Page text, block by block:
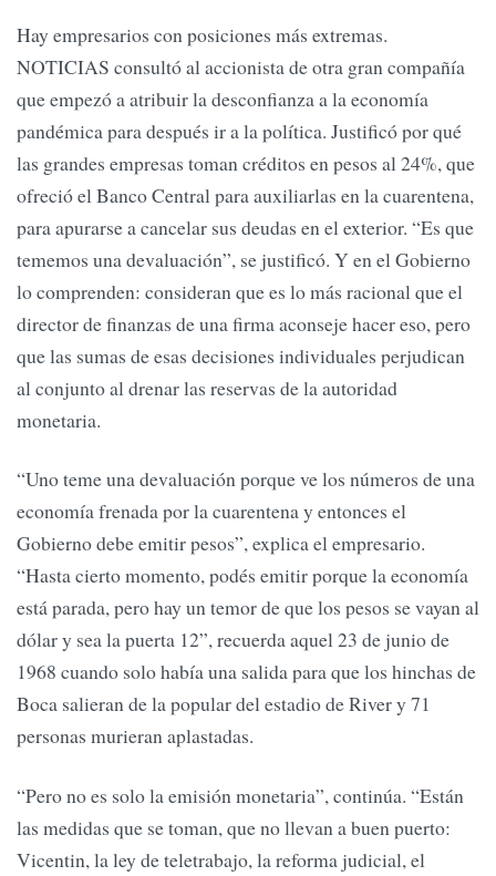
Hay empresarios con posiciones más extremas.
NOTICIAS consultó al accionista de otra gran compañía
que empezó a atribuir la desconfianza a la economía
pandémica para después ir a la política. Justificó por qué
las grandes empresas toman créditos en pesos al 24%, que
ofreció el Banco Central para auxiliarlas en la cuarentena,
para apurarse a cancelar sus deudas en el exterior. “Es que
tememos una devaluación”, se justificó. Y en el Gobierno
lo comprenden: consideran que es lo más racional que el
director de finanzas de una firma aconseje hacer eso, pero
que las sumas de esas decisiones individuales perjudican
al conjunto al drenar las reservas de la autoridad
monetaria.
“Uno teme una devaluación porque ve los números de una
economía frenada por la cuarentena y entonces el
Gobierno debe emitir pesos”, explica el empresario.
“Hasta cierto momento, podés emitir porque la economía
está parada, pero hay un temor de que los pesos se vayan al
dólar y sea la puerta 12”, recuerda aquel 23 de junio de
1968 cuando solo había una salida para que los hinchas de
Boca salieran de la popular del estadio de River y 71
personas murieran aplastadas.
“Pero no es solo la emisión monetaria”, continúa. “Están
las medidas que se toman, que no llevan a buen puerto:
Vicentin, la ley de teletrabajo, la reforma judicial, el